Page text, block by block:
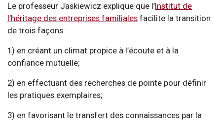
Le professeur Jaskiewicz explique que l’Institut de
l’héritage des entreprises familiales facilite la transition
de trois façons :
1) en créant un climat propice à l’écoute et à la
confiance mutuelle;
2) en effectuant des recherches de pointe pour définir
les pratiques exemplaires;
3) en favorisant le transfert des connaissances par la